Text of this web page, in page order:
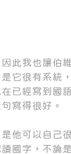
此我也讓伯
它很有系統
已經寫到國
寫得很好。
他可以自己
國字，不論